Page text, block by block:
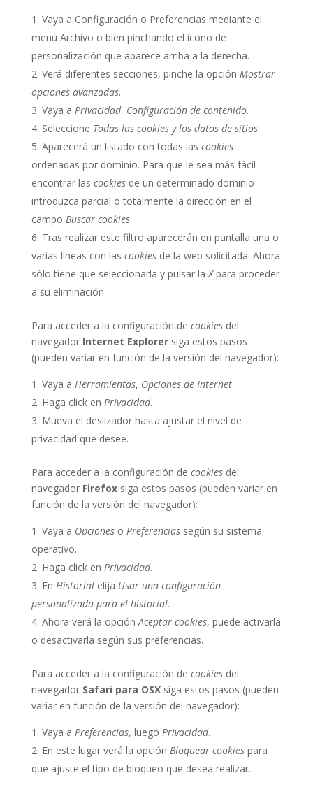
Vaya a Configuración o Preferencias mediante el
menú Archivo o bien pinchando el icono de
personalización que aparece arriba a la derecha.
Verá diferentes secciones, pinche la opción Mostrar
opciones avanzadas.
Vaya a Privacidad, Configuración de contenido.
Seleccione Todas las cookies y los datos de sitios.
Aparecerá un listado con todas las cookies
ordenadas por dominio. Para que le sea más fácil
encontrar las cookiesde un determinado dominio
introduzca parcial o totalmente la dirección en el
campo Buscar cookies.
Tras realizar este filtro aparecerán en pantalla una o
varias líneas con las cookiesde la web solicitada. Ahora
sólo tiene que seleccionarla y pulsar laXpara proceder
a su eliminación.
Para acceder a la configuración de cookiesdel
navegador Internet Explorersiga estos pasos
(pueden variar en función de la versión del navegador):
Vaya a Herramientas, Opciones de Internet
Haga click en Privacidad.
Mueva el deslizador hasta ajustar el nivel de
privacidad que desee.
Para acceder a la configuración de cookiesdel
navegador Firefoxsiga estos pasos (pueden variar en
función de la versión del navegador):
Vaya a Opcioneso Preferenciassegún su sistema
operativo.
Haga click en Privacidad.
En Historialelija Usar una configuración
personalizada para el historial.
Ahora verá la opciónAceptar cookies, puede activarla
o desactivarla según sus preferencias.
Para acceder a la configuración de cookiesdel
navegador Safari para OSXsiga estos pasos (pueden
variar en función de la versión del navegador):
Vaya a Preferencias, luego Privacidad.
En este lugar verá la opción Bloquear cookiespara
que ajuste el tipo de bloqueo que desea realizar.